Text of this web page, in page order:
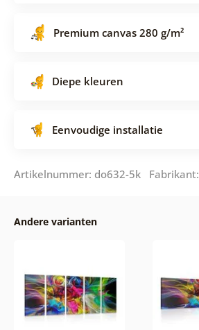
Premium canvas 280 g/m²
Diepe kleuren
Eenvoudige installatie
Artikelnummer: do632-5k Fabrikant:
Andere varianten